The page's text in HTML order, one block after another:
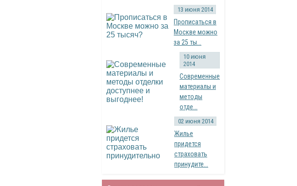
13 июня 2014
Прописаться в
Москве можно
за 25 ты...
10 июня
2014
Современные
материалы и
методы
отде...
02 июня 2014
Жилье
придется
страховать
принудите...